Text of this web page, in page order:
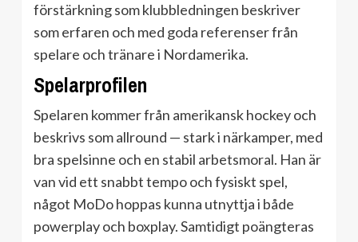
förstärkning som klubbledningen beskriver
som erfaren och med goda referenser från
spelare och tränare i Nordamerika.
Spelarprofilen
Spelaren kommer från amerikansk hockey och
beskrivs som allround — stark i närkamper, med
bra spelsinne och en stabil arbetsmoral. Han är
van vid ett snabbt tempo och fysiskt spel,
något MoDo hoppas kunna utnyttja i både
powerplay och boxplay. Samtidigt poängteras